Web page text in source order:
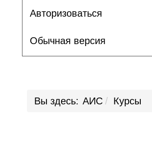
Авторизоваться
Обычная версия
Вы здесь: АИС Курсы